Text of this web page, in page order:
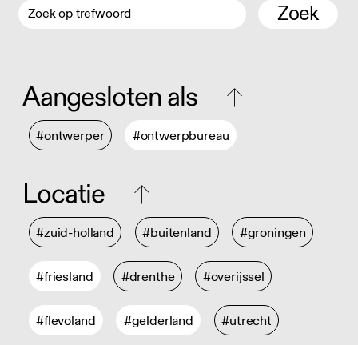
Zoek
Aangesloten als
#ontwerper #ontwerpbureau
Locatie
#zuid-holland #buitenland #groningen
#friesland #drenthe #overijssel
#flevoland #gelderland #utrecht